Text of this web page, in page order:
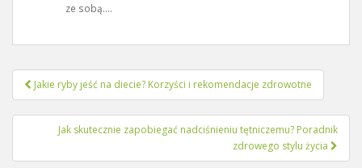
ze sobą....
Nawigacja
wpisu
Jakie ryby jeść na diecie? Korzyści i rekomendacje zdrowotne
Jak skutecznie zapobiegać nadciśnieniu tętniczemu? Poradnik
zdrowego stylu życia